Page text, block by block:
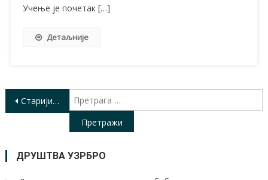
Учење је почетак […]
Детаљније
Кретање
Старији чланци
ДРУШТВА УЗРБРО